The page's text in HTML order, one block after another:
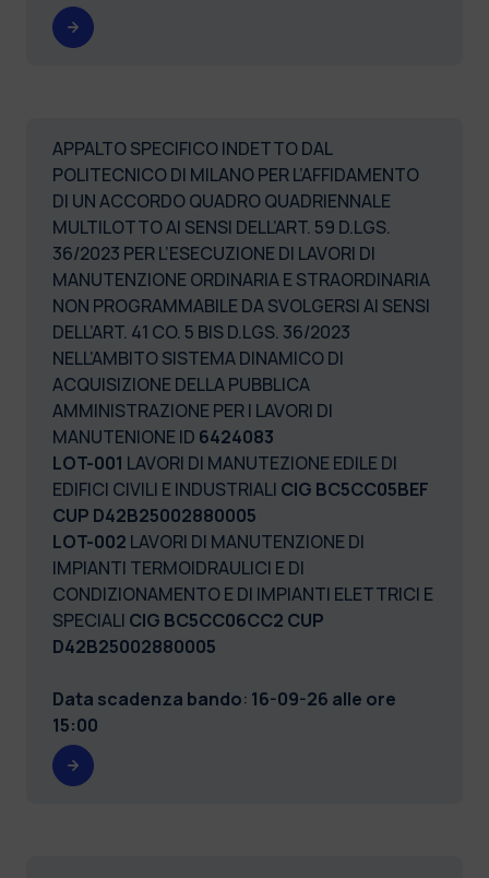
APPALTO SPECIFICO INDETTO DAL
POLITECNICO DI MILANO PER L’AFFIDAMENTO
DI UN ACCORDO QUADRO QUADRIENNALE
MULTILOTTO AI SENSI DELL’ART. 59 D.LGS.
36/2023 PER L’ESECUZIONE DI LAVORI DI
MANUTENZIONE ORDINARIA E STRAORDINARIA
NON PROGRAMMABILE DA SVOLGERSI AI SENSI
DELL’ART. 41 CO. 5 BIS D.LGS. 36/2023
NELL’AMBITO SISTEMA DINAMICO DI
ACQUISIZIONE DELLA PUBBLICA
AMMINISTRAZIONE PER I LAVORI DI
MANUTENIONE ID 6424083
LOT-001 LAVORI DI MANUTEZIONE EDILE DI
EDIFICI CIVILI E INDUSTRIALI CIG BC5CC05BEF
CUP D42B25002880005
LOT-002 LAVORI DI MANUTENZIONE DI
IMPIANTI TERMOIDRAULICI E DI
CONDIZIONAMENTO E DI IMPIANTI ELETTRICI E
SPECIALI CIG BC5CC06CC2 CUP
D42B25002880005
Data scadenza bando: 16-09-26 alle ore
15:00